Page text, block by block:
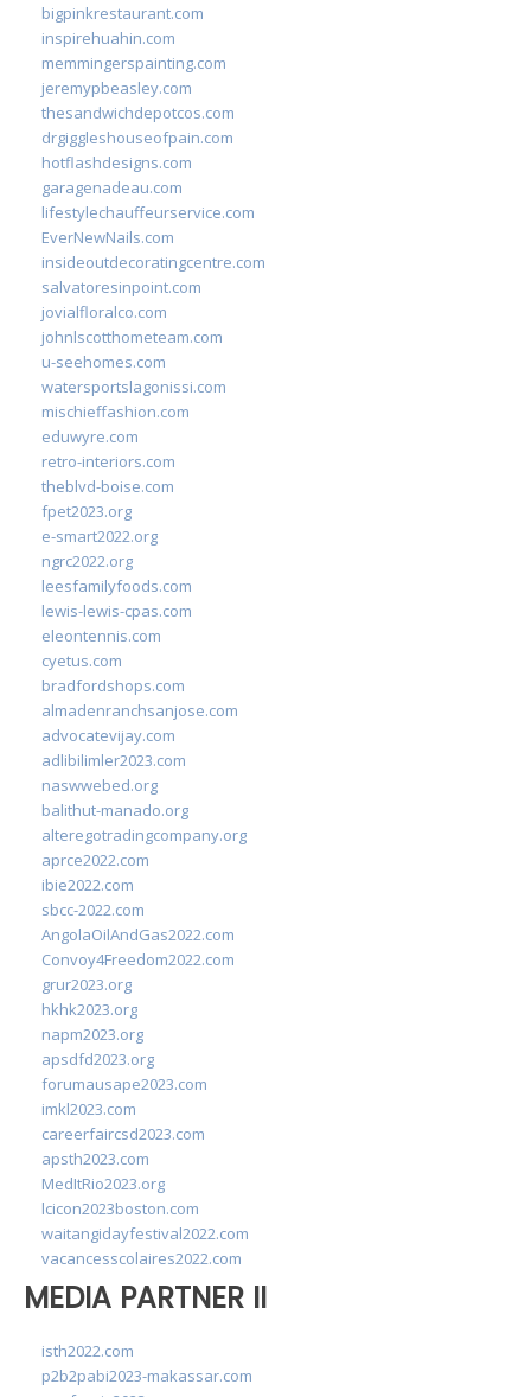
bigpinkrestaurant.com
inspirehuahin.com
memmingerspainting.com
jeremypbeasley.com
thesandwichdepotcos.com
drgiggleshouseofpain.com
hotflashdesigns.com
garagenadeau.com
lifestylechauffeurservice.com
EverNewNails.com
insideoutdecoratingcentre.com
salvatoresinpoint.com
jovialfloralco.com
johnlscotthometeam.com
u-seehomes.com
watersportslagonissi.com
mischieffashion.com
eduwyre.com
retro-interiors.com
theblvd-boise.com
fpet2023.org
e-smart2022.org
ngrc2022.org
leesfamilyfoods.com
lewis-lewis-cpas.com
eleontennis.com
cyetus.com
bradfordshops.com
almadenranchsanjose.com
advocatevijay.com
adlibilimler2023.com
naswwebed.org
balithut-manado.org
alteregotradingcompany.org
aprce2022.com
ibie2022.com
sbcc-2022.com
AngolaOilAndGas2022.com
Convoy4Freedom2022.com
grur2023.org
hkhk2023.org
napm2023.org
apsdfd2023.org
forumausape2023.com
imkl2023.com
careerfaircsd2023.com
apsth2023.com
MedItRio2023.org
lcicon2023boston.com
waitangidayfestival2022.com
vacancesscolaires2022.com
MEDIA PARTNER II
isth2022.com
p2b2pabi2023-makassar.com